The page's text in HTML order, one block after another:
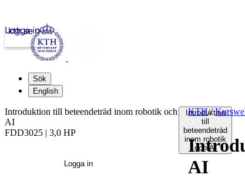
kth.se
Logga in
Sök
English
Introduktion
till
beteendeträd
inom robotik
och AI
KTH /
AI
Introduktion till beteendeträd inom robotik och
AI
FDD3025 | 3,0 HP
Logga in